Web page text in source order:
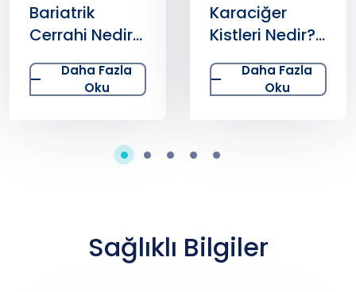
Karaciğer
Kistleri Nedir?
Daha Fazla
Oku
Kıl Dönmesi
Daha Fazla
Oku
Sağlıklı Bilgiler